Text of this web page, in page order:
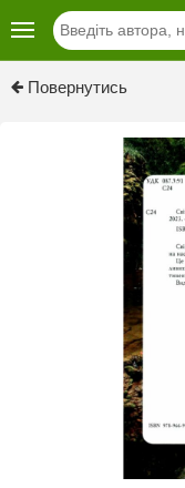
Повернутись